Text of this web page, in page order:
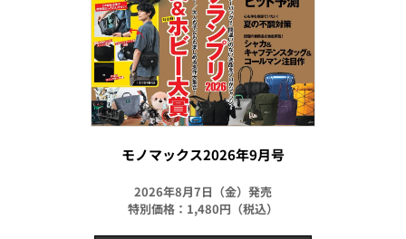
モノマックス2026年9月号
2026年8月7日（金）発売
特別価格：1,480円（税込）